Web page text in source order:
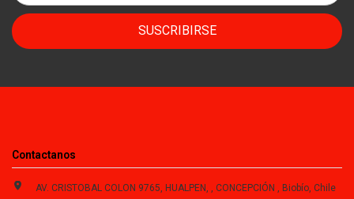
SUSCRIBIRSE
Contactanos
AV. CRISTOBAL COLON 9765, HUALPEN, , CONCEPCIÓN , Biobío, Chile